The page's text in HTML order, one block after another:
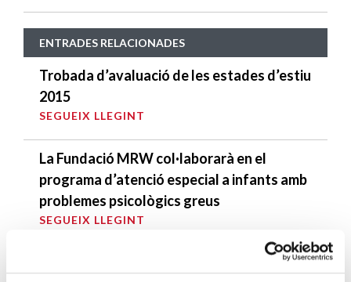
ENTRADES RELACIONADES
Trobada d’avaluació de les estades d’estiu
2015
SEGUEIX LLEGINT
La Fundació MRW col·laborarà en el
programa d’atenció especial a infants amb
problemes psicològics greus
SEGUEIX LLEGINT
Concert Solidari al Reial Club de Tennis